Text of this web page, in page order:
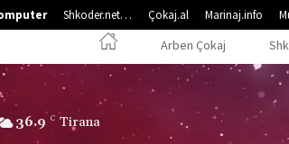
Shkoder.net… Çokaj.al Marinaj.info
Arben Çokaj
36.9 C Tirana